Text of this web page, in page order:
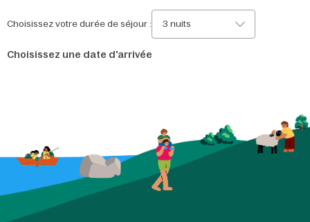
Choisissez votre durée de séjour : 3 nuits
Choisissez une date d'arrivée